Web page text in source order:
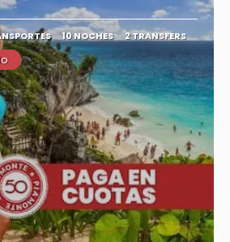
10 NOCHES 2 TRANSFERS